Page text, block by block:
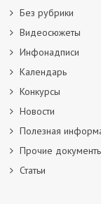
Без рубрики
Видеосюжеты
Инфонадписи
Календарь
Конкурсы
Новости
Полезная
Прочие
Статьи